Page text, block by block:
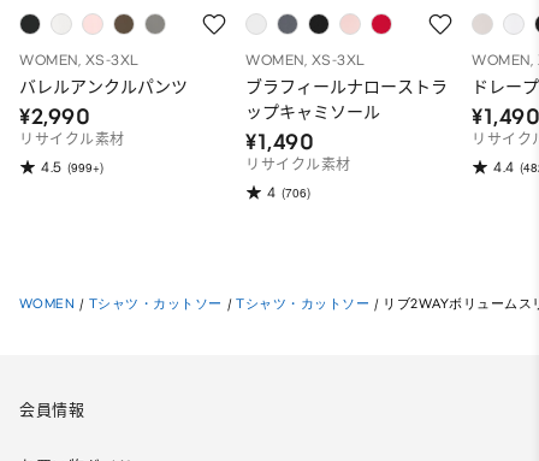
WOMEN, XS-3XL
バレルアンクルパンツ
¥2,990
リサイクル素材
4.5 (999+)
WOMEN, XS-3XL
ブラフィールナローストラ
ップキャミソール
¥1,490
リサイクル素材
4 (706)
WOMEN,
ドレー
リサイク
4.4
WOMEN / Tシャツ・カットソー / Tシャツ・カットソー / リブ2WAYボリュームス
会員情報